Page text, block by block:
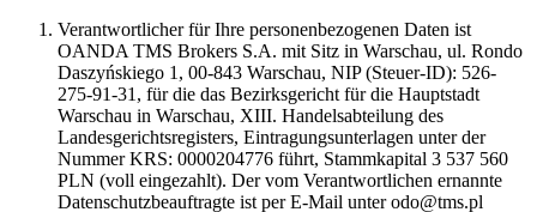
Verantwortlicher für Ihre personenbezogenen Daten ist
OANDA TMS Brokers S.A. mit Sitz in Warschau, ul. Rondo
Daszyńskiego 1, 00-843 Warschau, NIP (Steuer-ID): 526-
275-91-31, für die das Bezirksgericht für die Hauptstadt
Warschau in Warschau, XIII. Handelsabteilung des
Landesgerichtsregisters, Eintragungsunterlagen unter der
Nummer KRS: 0000204776 führt, Stammkapital 3 537 560
PLN (voll eingezahlt). Der vom Verantwortlichen ernannte
Datenschutzbeauftragte ist per E-Mail unter odo@tms.pl